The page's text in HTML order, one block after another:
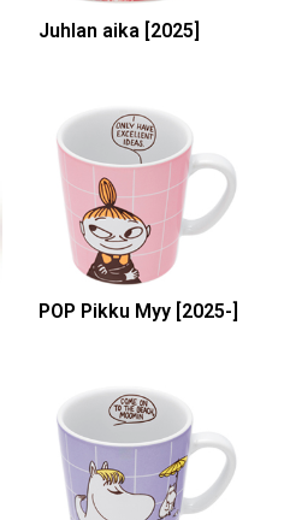
Juhlan aika [2025]
POP Pikku Myy [2025-]